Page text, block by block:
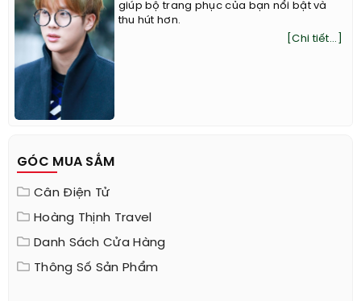
giúp bộ trang phục của bạn nổi bật và
thu hút hơn.
[Chi tiết...]
GÓC MUA SẮM
Cân Điện Tử
Hoàng Thịnh Travel
Danh Sách Cửa Hàng
Thông Số Sản Phẩm